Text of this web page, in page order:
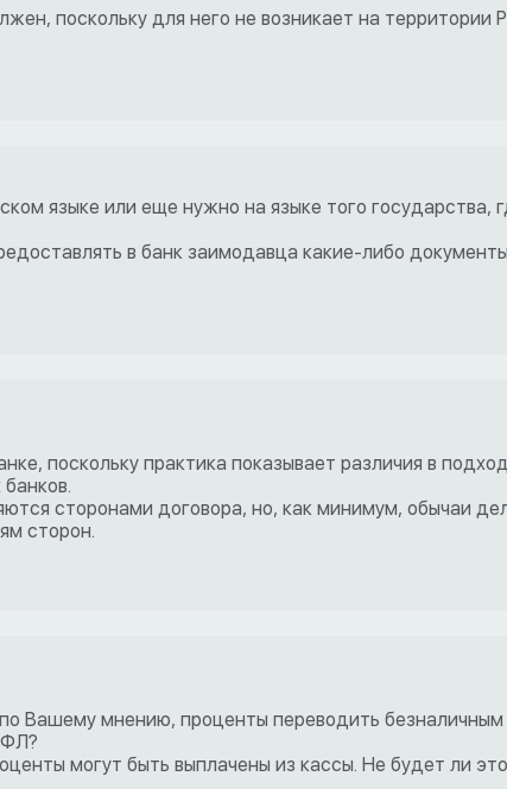
поскольку для него не возникает на территории
языке или еще нужно на языке того государства,
в банк заимодавца какие-либо
поскольку практика показывает различия в
сторонами договора, но, как минимум, обычаи
сторон.
Вашему мнению, проценты переводить
могут быть выплачены из кассы. Не будет ли это